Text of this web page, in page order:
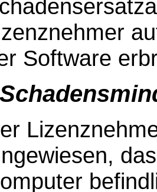
Software